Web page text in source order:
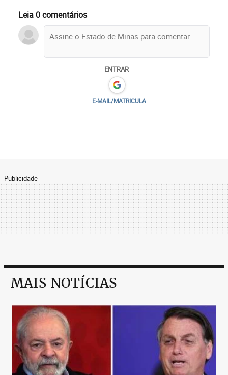
Leia 0 comentários
ENTRAR
E-MAIL/MATRICULA
Publicidade
MAIS NOTÍCIAS